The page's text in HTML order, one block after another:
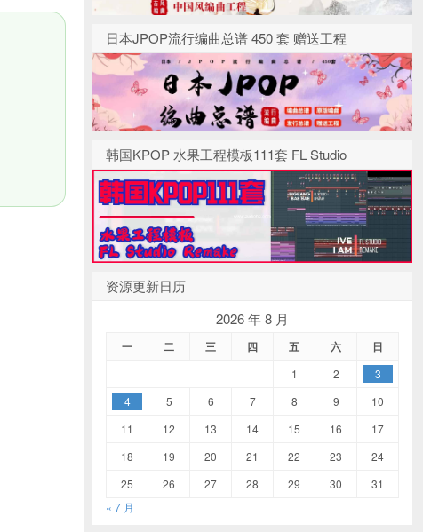
日本JPOP流行编曲总谱 450 套 赠送工程
韩国KPOP 水果工程模板111套 FL Studio
资源更新日历
2026 年 8 月
一 二 三 四 五 六 日
1 2
3
4
5 6 7 8 9
10
11
12 13 14 15 16
17
18
19 20 21 22 23
24
25
26 27 28 29 30
31
« 7 月